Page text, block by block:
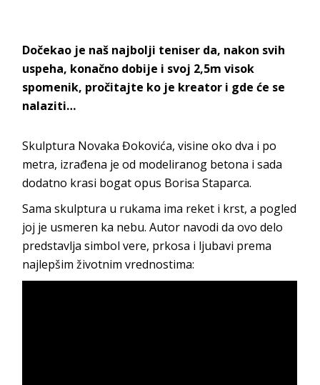
Dočekao je naš najbolji teniser da, nakon svih
uspeha, konačno dobije i svoj 2,5m visok
spomenik, pročitajte ko je kreator i gde će se
nalaziti…
Skulptura Novaka Đokovića, visine oko dva i po
metra, izrađena je od modeliranog betona i sada
dodatno krasi bogat opus Borisa Staparca.
Sama skulptura u rukama ima reket i krst, a pogled
joj je usmeren ka nebu. Autor navodi da ovo delo
predstavlja simbol vere, prkosa i ljubavi prema
najlepšim životnim vrednostima: